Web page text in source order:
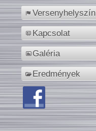
Versenyhelyszín
Kapcsolat
Galéria
Eredmények